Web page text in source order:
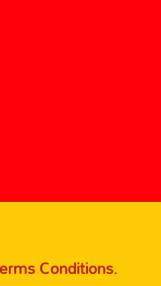
Conditions.